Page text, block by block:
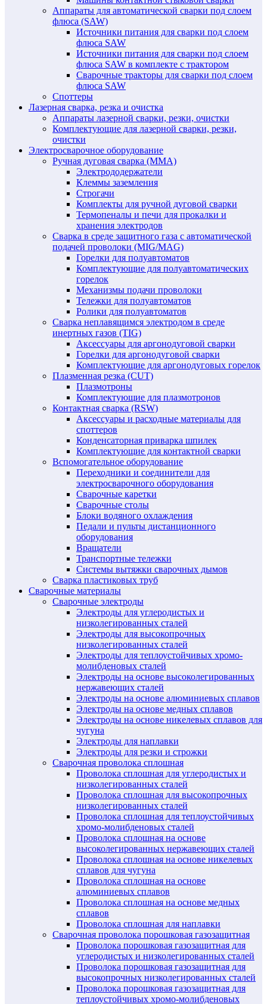
Аппараты для автоматической сварки под слоем
флюса (SAW)
Источники питания для сварки под слоем
флюса SAW
Источники питания для сварки под слоем
флюса SAW в комплекте с трактором
Сварочные тракторы для сварки под слоем
флюса SAW
Споттеры
Лазерная сварка, резка и очистка
Аппараты лазерной сварки, резки, очистки
Комплектующие для лазерной сварки, резки,
очистки
Электросварочное оборудование
Ручная дуговая сварка (MMA)
Электрододержатели
Клеммы заземления
Строгачи
Комплекты для ручной дуговой сварки
Термопеналы и печи для прокалки и
хранения электродов
Сварка в среде защитного газа с автоматической
подачей проволоки (MIG/MAG)
Горелки для полуавтоматов
Комплектующие для полуавтоматических
горелок
Механизмы подачи проволоки
Тележки для полуавтоматов
Ролики для полуавтоматов
Сварка неплавящимся электродом в среде
инертных газов (TIG)
Аксессуары для аргонодуговой сварки
Горелки для аргонодуговой сварки
Комплектующие для аргонодуговых горелок
Плазменная резка (CUT)
Плазмотроны
Комплектующие для плазмотронов
Контактная сварка (RSW)
Аксессуары и расходные материалы для
споттеров
Конденсаторная приварка шпилек
Комплектующие для контактной сварки
Вспомогательное оборудование
Переходники и соединители для
электросварочного оборудования
Сварочные каретки
Сварочные столы
Блоки водяного охлаждения
Педали и пульты дистанционного
оборудования
Вращатели
Транспортные тележки
Системы вытяжки сварочных дымов
Сварка пластиковых труб
Сварочные материалы
Сварочные электроды
Электроды для углеродистых и
низколегированных сталей
Электроды для высокопрочных
низколегированных сталей
Электроды для теплоустойчивых хромо-
молибденовых сталей
Электроды на основе высоколегированных
нержавеющих сталей
Электроды на основе алюминиевых сплавов
Электроды на основе медных сплавов
Электроды на основе никелевых сплавов для
чугуна
Электроды для наплавки
Электроды для резки и строжки
Сварочная проволока сплошная
Проволока сплошная для углеродистых и
низколегированных сталей
Проволока сплошная для высокопрочных
низколегированных сталей
Проволока сплошная для теплоустойчивых
хромо-молибденовых сталей
Проволока сплошная на основе
высоколегированных нержавеющих сталей
Проволока сплошная на основе никелевых
сплавов для чугуна
Проволока сплошная на основе
алюминиевых сплавов
Проволока сплошная на основе медных
сплавов
Проволока сплошная для наплавки
Сварочная проволока порошковая газозащитная
Проволока порошковая газозащитная для
углеродистых и низколегированных сталей
Проволока порошковая газозащитная для
высокопрочных низколегированных сталей
Проволока порошковая газозащитная для
теплоустойчивых хромо-молибденовых